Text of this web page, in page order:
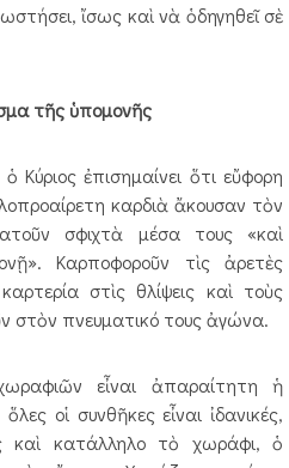
ἴσως καὶ νὰ ὁδηγηθεῖ σὲ
τῆς ὑπομονῆς
Κύριος ἐπισημαίνει ὅτι εὔφορη
καρδιὰ ἄκουσαν τὸν
σφιχτὰ μέσα τους «καὶ
Καρποφοροῦν τὶς ἀρετὲς
στὶς θλίψεις καὶ τοὺς
στὸν πνευματικό τους ἀγώνα.
εἶναι ἀπαραίτητη ἡ
οἱ συνθῆκες εἶναι ἰδανικές,
καὶ κατάλληλο τὸ χωράφι, ὁ